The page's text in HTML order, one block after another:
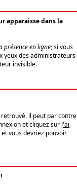
apparaisse dans la
présence en ligne; si vous
yeux des administrateurs
invisible.
il peut par contre
et cliquez sur J'ai
vous devriez pouvoir